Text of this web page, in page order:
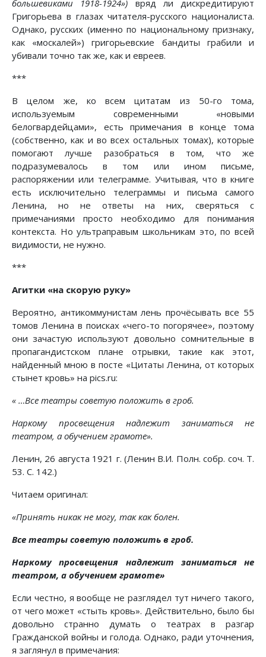
большевиками 1918-1924») вряд ли дискредитируют
Григорьева в глазах читателя-русского националиста.
Однако, русских (именно по национальному признаку,
как «москалей») григорьевские бандиты грабили и
убивали точно так же, как и евреев.
***
В целом же, ко всем цитатам из 50-го тома,
используемым современными «новыми
белогвардейцами», есть примечания в конце тома
(собственно, как и во всех остальных томах), которые
помогают лучше разобраться в том, что же
подразумевалось в том или ином письме,
распоряжении или телеграмме. Учитывая, что в книге
есть исключительно телеграммы и письма самого
Ленина, но не ответы на них, сверяться с
примечаниями просто необходимо для понимания
контекста. Но ультраправым школьникам это, по всей
видимости, не нужно.
***
Агитки «на скорую руку»
Вероятно, антикоммунистам лень прочёсывать все 55
томов Ленина в поисках «чего-то погорячее», поэтому
они зачастую используют довольно сомнительные в
пропагандистском плане отрывки, такие как этот,
найденный мною в посте «Цитаты Ленина, от которых
стынет кровь» на pics.ru:
« …Все театры советую положить в гроб.
Наркому просвещения надлежит заниматься не
театром, а обучением грамоте».
Ленин, 26 августа 1921 г. (Ленин В.И. Полн. собр. соч. Т.
53. С. 142.)
Читаем оригинал:
«Принять никак не могу, так как болен.
Все театры советую положить в гроб.
Наркому просвещения надлежит заниматься не
театром, а обучением грамоте»
Если честно, я вообще не разглядел тут ничего такого,
от чего может «стыть кровь». Действительно, было бы
довольно странно думать о театрах в разгар
Гражданской войны и голода. Однако, ради уточнения,
я заглянул в примечания: